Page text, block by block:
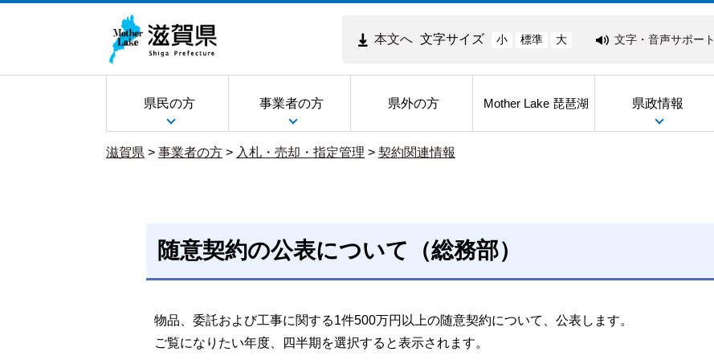
本文へ 文字サイズ 小 標準 大 文字・音声サポート
県民の方 事業者の方 県外の方 Mother Lake 琵琶湖 県政情報
滋賀県 > 事業者の方 > 入札・売却・指定管理 > 契約関連情報
随意契約の公表について（総務部）
物品、委託および工事に関する1件500万円以上の随意契約について、公表します。
ご覧になりたい年度、四半期を選択すると表示されます。